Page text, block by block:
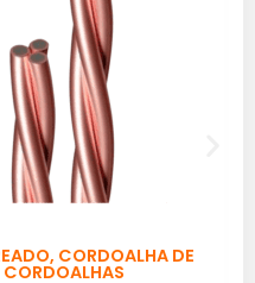
, CORDOALHA DE
CORDOALHAS